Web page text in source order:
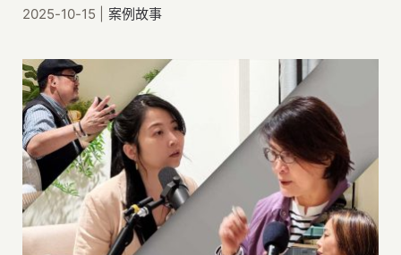
2025-10-15 案例故事